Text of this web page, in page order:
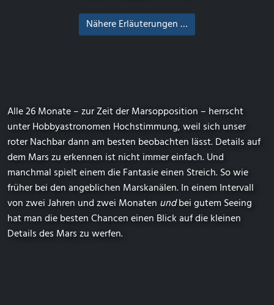
Nähere Erläuterungen …
Alle 26 Monate – zur Zeit der Marsopposition – herrscht
unter Hobbyastronomen Hochstimmung, weil sich unser
roter Nachbar dann am besten beobachten lässt. Details auf
dem Mars zu erkennen ist nicht immer einfach. Und
manchmal spielt einem die Fantasie einen Streich. So wie
früher bei den angeblichen Marskanälen. In einem Intervall
von zwei Jahren und zwei Monaten undbei gutem Seeing
hat man die besten Chancen einen Blick auf die kleinen
Details des Mars zu werfen.